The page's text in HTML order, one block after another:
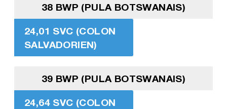
38 BWP (PULA BOTSWANAIS)
24,01 SVC (COLON
SALVADORIEN)
39 BWP (PULA BOTSWANAIS)
24,64 SVC (COLON